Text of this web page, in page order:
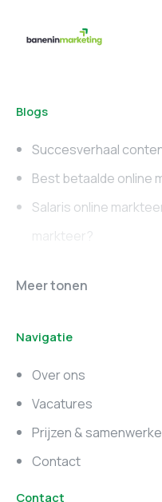
Blogs
Succesverhaal
Best betaalde online
Salaris online
markteer?
Online marketing
Marketing vacatures
Zuid-Holland
Marketing vacatures
Utrecht
Meer tonen
Navigatie
Over ons
Vacatures
Prijzen &
Contact
Contact